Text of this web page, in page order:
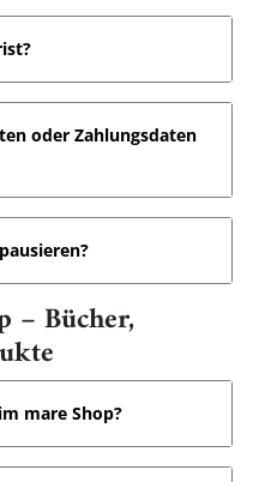
oder Zahlungsdaten
– Bücher,
mare Shop?